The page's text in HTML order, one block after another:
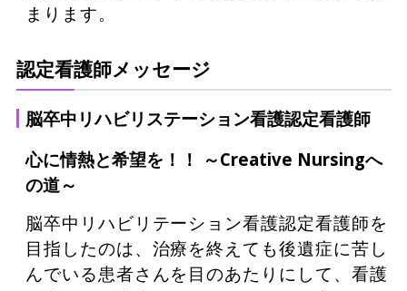
まります。
認定看護師メッセージ
脳卒中リハビリステーション看護認定看護師
心に情熱と希望を！！ ～Creative Nursingへ
の道～
脳卒中リハビリテーション看護認定看護師を
目指したのは、治療を終えても後遺症に苦し
んでいる患者さんを目のあたりにして、看護